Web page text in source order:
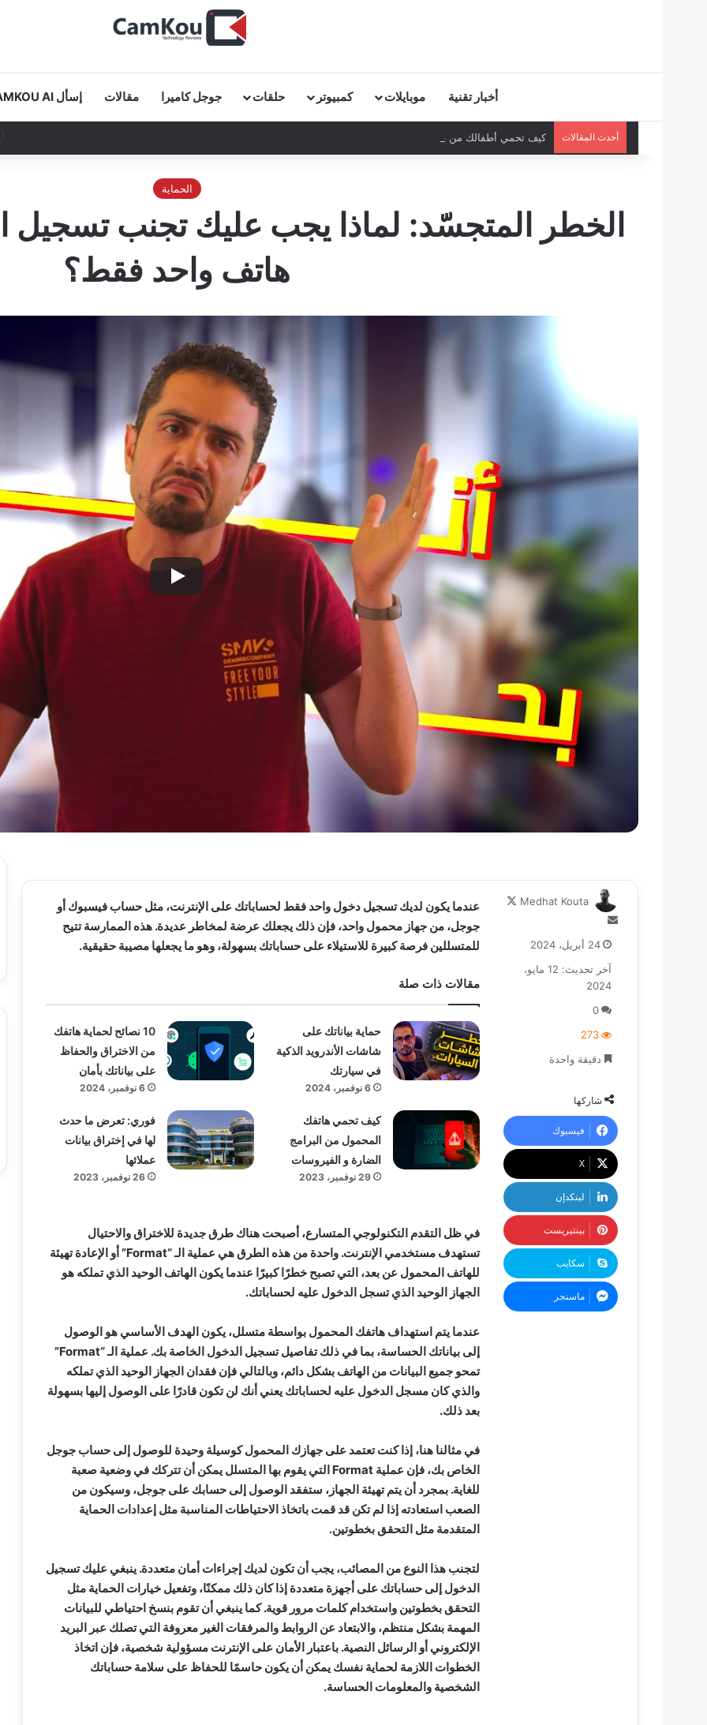
أخبار تقنية موبايلات كمبيوتر حلقات جوجل كاميرا مقالات إسأل CAMKOU AI
أحدث المقالات كيف تحمي أطفالك من ظاهرة “Elsagate” على يوتيوب؟
الحماية
الخطر المتجسّد: لماذا يجب عليك تجنب تسجيل
هاتف واحد فقط؟
عندما يكون لديك تسجيل دخول واحد فقط لحساباتك على الإنترنت، مثل حساب فيسبوك أو
جوجل، من جهاز محمول واحد، فإن ذلك يجعلك عرضة لمخاطر عديدة. هذه الممارسة تتيح
للمتسللين فرصة كبيرة للاستيلاء على حساباتك بسهولة، وهو ما يجعلها مصيبة حقيقية.
مقالات ذات صلة
حماية بياناتك على
شاشات الأندرويد الذكية
في سيارتك
6 نوفمبر، 2024
10 نصائح لحماية هاتفك
من الاختراق والحفاظ
على بياناتك بأمان
6 نوفمبر، 2024
كيف تحمي هاتفك
المحمول من البرامج
الضارة و الفيروسات
29 نوفمبر، 2023
فوري: تعرض ما حدث
لها في إختراق بيانات
عملائها
26 نوفمبر، 2023
في ظل التقدم التكنولوجي المتسارع، أصبحت هناك طرق جديدة للاختراق والاحتيال
تستهدف مستخدمي الإنترنت. واحدة من هذه الطرق هي عملية الـ “Format” أو الإعادة تهيئة
للهاتف المحمول عن بعد، التي تصبح خطرًا كبيرًا عندما يكون الهاتف الوحيد الذي تملكه هو
الجهاز الوحيد الذي تسجل الدخول عليه لحساباتك.
عندما يتم استهداف هاتفك المحمول بواسطة متسلل، يكون الهدف الأساسي هو الوصول
إلى بياناتك الحساسة، بما في ذلك تفاصيل تسجيل الدخول الخاصة بك. عملية الـ “Format”
تمحو جميع البيانات من الهاتف بشكل دائم، وبالتالي فإن فقدان الجهاز الوحيد الذي تملكه
والذي كان مسجل الدخول عليه لحساباتك يعني أنك لن تكون قادرًا على الوصول إليها بسهولة
بعد ذلك.
في مثالنا هنا، إذا كنت تعتمد على جهازك المحمول كوسيلة وحيدة للوصول إلى حساب جوجل
الخاص بك، فإن عملية Format التي يقوم بها المتسلل يمكن أن تتركك في وضعية صعبة
للغاية. بمجرد أن يتم تهيئة الجهاز، ستفقد الوصول إلى حسابك على جوجل، وسيكون من
الصعب استعادته إذا لم تكن قد قمت باتخاذ الاحتياطات المناسبة مثل إعدادات الحماية
المتقدمة مثل التحقق بخطوتين.
لتجنب هذا النوع من المصائب، يجب أن تكون لديك إجراءات أمان متعددة. ينبغي عليك تسجيل
الدخول إلى حساباتك على أجهزة متعددة إذا كان ذلك ممكنًا، وتفعيل خيارات الحماية مثل
التحقق بخطوتين واستخدام كلمات مرور قوية. كما ينبغي أن تقوم بنسخ احتياطي للبيانات
المهمة بشكل منتظم، والابتعاد عن الروابط والمرفقات الغير معروفة التي تصلك عبر البريد
الإلكتروني أو الرسائل النصية. باعتبار الأمان على الإنترنت مسؤولية شخصية، فإن اتخاذ
الخطوات اللازمة لحماية نفسك يمكن أن يكون حاسمًا للحفاظ على سلامة حساباتك
الشخصية والمعلومات الحساسة.
Medhat Kouta
أرسل
إلكترونيا
24 أبريل، 2024
آخر تحديث: 12 مايو،
2024
0
273
دقيقة واحدة
شاركها
فيسبوك
‫X
لينكدإن
بينتيريست
سكايب
ماسنجر